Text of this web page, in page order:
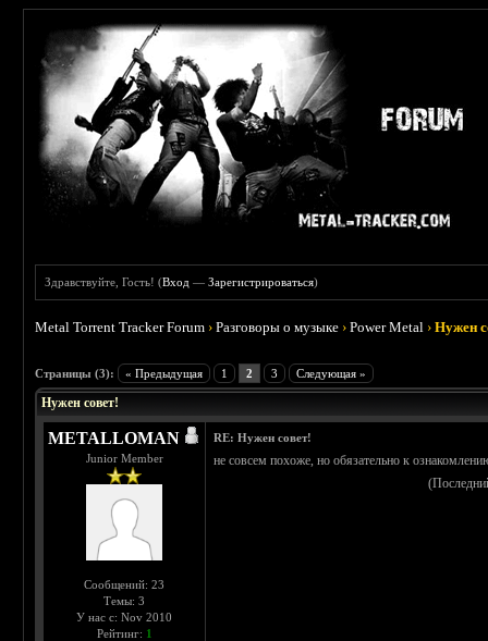
Здравствуйте, Гость! (Вход —Зарегистрироваться)
Metal Torrent Tracker Forum ›Разговоры о музыке ›Power Metal ›Нужен
Страницы (3): « Предыдущая 1 2 3 Следующая »
Нужен совет!
METALLOMAN
Junior Member
Сообщений: 23
Темы: 3
У нас с: Nov 2010
Рейтинг: 1
RE: Нужен совет!
не совсем похоже, но обязательно к